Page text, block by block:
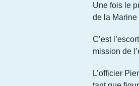
Une fois le
de la Marine
C’est
mission de
L’officier